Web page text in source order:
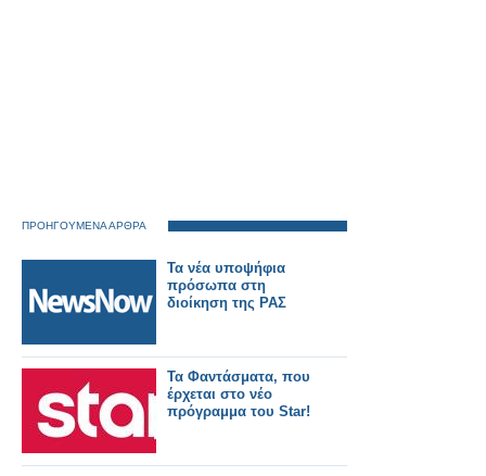
ΠΡΟΗΓΟΥΜΕΝΑ ΑΡΘΡΑ
Τα νέα υποψήφια
πρόσωπα στη
διοίκηση της ΡΑΣ
Τα Φαντάσματα, που
έρχεται στο νέο
πρόγραμμα του Star!